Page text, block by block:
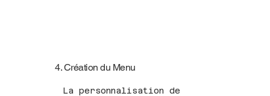
4. Création du Menu
La personnalisation de